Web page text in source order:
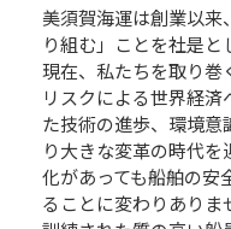
美須賀海運は創業以来
り組む」ことを社是と
現在、私たちを取り巻
リスクによる世界経
た技術の進歩、環境意
り大きな変革の時代
化があっても船舶の安
ることに変わりありま